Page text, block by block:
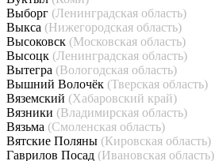
Выборг (Ленинградская область)
Выкса (Нижегородская область)
Высоковск (Московская область)
Высоцк (Ленинградская область)
Вытегра (Вологодская область)
Вышний Волочёк (Тверская область)
Вяземский (Хабаровский край)
Вязники (Владимирская область)
Вязьма (Смоленская область)
Вятские Поляны (Кировская область)
Гаврилов Посад (Ивановская область)